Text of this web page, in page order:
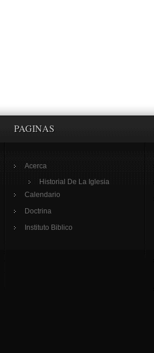
PAGINAS
Acerca
Historial De La Iglesia
Calendario
Doctrina
Instituto Biblico